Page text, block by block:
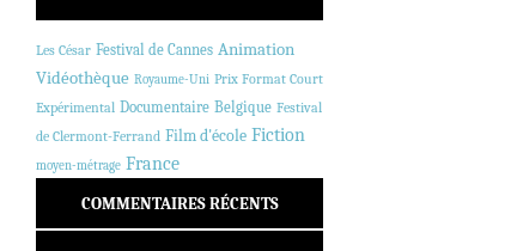
Les César Festival de Cannes Animation
Vidéothèque Royaume-Uni Prix Format Court
Expérimental Documentaire Belgique Festival
de Clermont-Ferrand Film d'école Fiction
moyen-métrage France
COMMENTAIRES RÉCENTS